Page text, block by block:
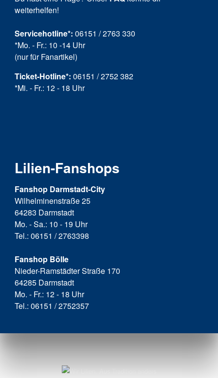
weiterhelfen!
Servicehotline*: 06151 / 2763 330
*Mo. - Fr.: 10 -14 Uhr
(nur für Fanartikel)
Ticket-Hotline*: 06151 / 2752 382
*Mi. - Fr.: 12 - 18 Uhr
Lilien-Fanshops
Fanshop Darmstadt-City
Wilhelminenstraße 25
64283 Darmstadt
Mo. - Sa.: 10 - 19 Uhr
Tel.: 06151 / 2763398
Fanshop Bölle
Nieder-Ramstädter Straße 170
64285 Darmstadt
Mo. - Fr.: 12 - 18 Uhr
Tel.: 06151 / 2752357